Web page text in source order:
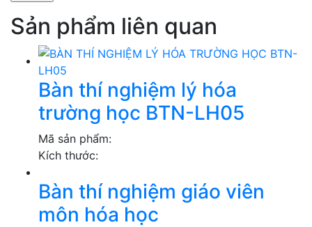
Sản phẩm liên quan
Bàn thí nghiệm lý hóa
trường học BTN-LH05
Mã sản phẩm:
Kích thước:
Bàn thí nghiệm giáo viên
môn hóa học